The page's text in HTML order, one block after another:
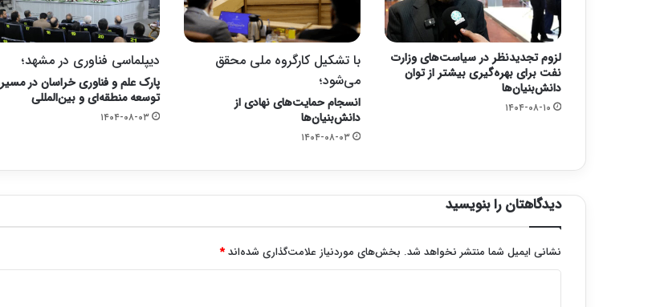
لزوم تجدیدنظر در سیاست‌های وزارت
نفت برای بهره‌گیری بیشتر از توان
دانش‌بنیان‌ها
۱۴۰۴-۰۸-۱۰
با تشکیل کارگروه ملی محقق
می‌شود؛
انسجام حمایت‌های نهادی از
دانش‌بنیان‌ها
۱۴۰۴-۰۸-۰۳
دیپلماسی فناوری در مشهد؛
پارک علم و فناوری خراسان در مسیر
توسعه منطقه‌ای و بین‌المللی
۱۴۰۴-۰۸-۰۳
دیدگاهتان را بنویسید
نشانی ایمیل شما منتشر نخواهد شد. بخش‌های موردنیاز علامت‌گذاری شده‌اند*